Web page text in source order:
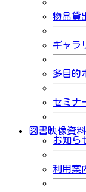
物品貸
ギャラ
多目的
セミナ
図書映像資
お知ら
利用案